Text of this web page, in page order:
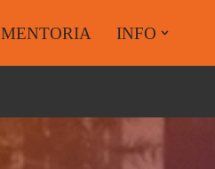
MENTORIA INFO